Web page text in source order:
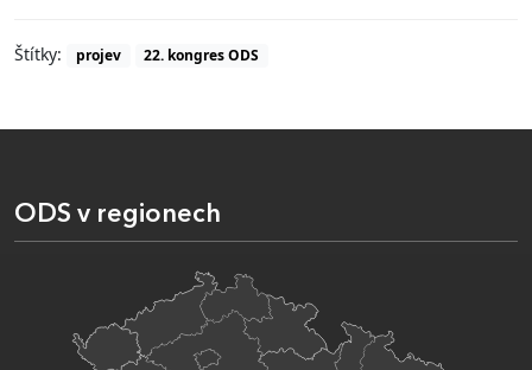
Štítky: projev 22. kongres ODS
ODS v regionech